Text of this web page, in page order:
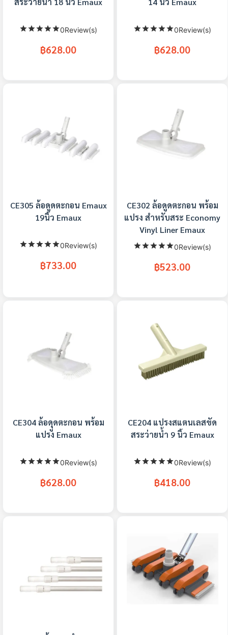
0Review(s)
฿628.00
0Review(s)
฿628.00
CE305 ล้อดูดตะกอน Emaux
19นิ้ว Emaux
0Review(s)
฿733.00
CE302 ล้อดูดตะกอน พร้อม
แปรง สำหรับสระ Economy
Vinyl Liner Emaux
0Review(s)
฿523.00
CE304 ล้อดุูดตะกอน พร้อม
แปรง Emaux
0Review(s)
฿628.00
CE204 แปรงสแตนเลสขัด
สระว่ายน้ำ 9 นิ้ว Emaux
0Review(s)
฿418.00